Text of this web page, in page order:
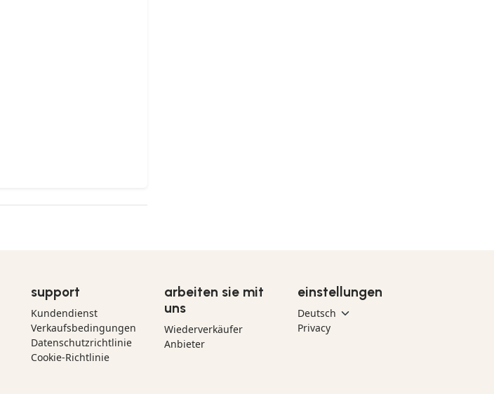
support
Kundendienst
Verkaufsbedingungen
Datenschutzrichtlinie
Cookie-Richtlinie
arbeiten sie mit
uns
Wiederverkäufer
Anbieter
einstellungen
Privacy